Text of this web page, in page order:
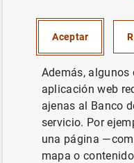
Cuadro 1.99.
y Balance del
las entidades de
Información
Aceptar
Además,
aplicación web
ajenas al Banco
servicio. Por
una página
mapa o